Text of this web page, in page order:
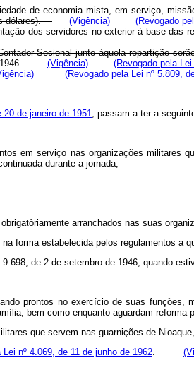
de economia mista, em serviço,
dólares).
(Vigência)
(Revogado
dos servidores no exterior à base
Secional junto àquela repartição
(Vigência)
(Revogado pela
(Revogado pela Lei nº 5.809,
20 de janeiro de 1951, passam a ter a
em serviço nas organizações militares
durante a jornada;
arranchados nas suas
forma estabelecida pelos regulamentos a
de 2 de setembro de 1946, quando
prontos no exercício de suas
bem como enquanto aguardam reforma
que servem nas guarnições de
nº 4.069, de 11 de junho de 1962.